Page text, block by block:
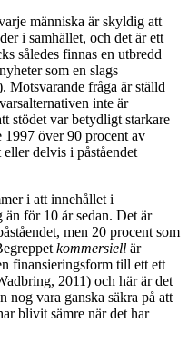
människa är skyldig att
i samhället, och det är ett
således finnas en utbredd
som en slags
Motsvarande fråga är ställd
inte är
stödet var betydligt starkare
över 90 procent av
eller delvis i påståendet
i att innehållet i
än för 10 år sedan. Det är
men 20 procent som
kommersiell är
finansieringsform till ett ett
2011) och här är det
nog vara ganska säkra på att
blivit sämre när det har